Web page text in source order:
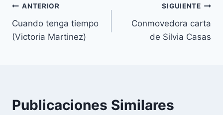
Navegación
de
ANTERIOR
Cuando tenga tiempo
(Victoria Martinez)
SIGUIENTE
Conmovedora carta
de Silvia Casas
Publicaciones Similares